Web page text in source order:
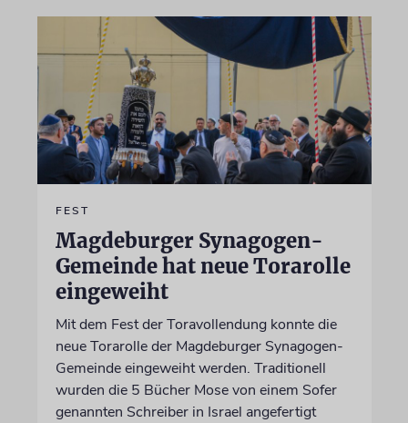
FEST
Magdeburger Synagogen-
Gemeinde hat neue Torarolle
eingeweiht
Mit dem Fest der Toravollendung konnte die
neue Torarolle der Magdeburger Synagogen-
Gemeinde eingeweiht werden. Traditionell
wurden die 5 Bücher Mose von einem Sofer
genannten Schreiber in Israel angefertigt